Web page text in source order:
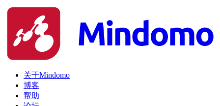
关于Mindomo
博客
帮助